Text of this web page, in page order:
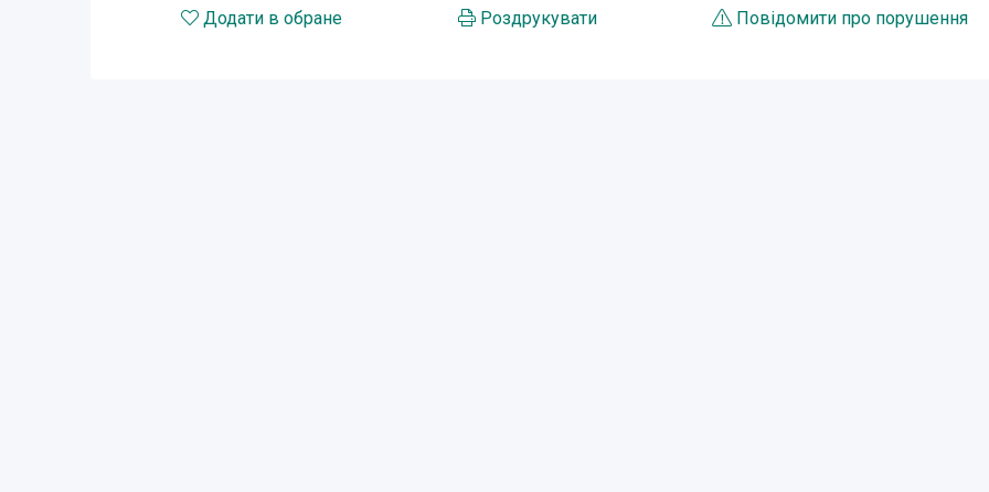
Додати в обране Роздрукувати Повідомити про порушення